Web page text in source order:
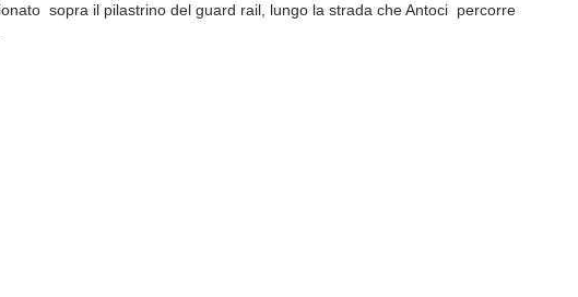
sopra il pilastrino del guard rail, lungo la strada che Antoci percorre